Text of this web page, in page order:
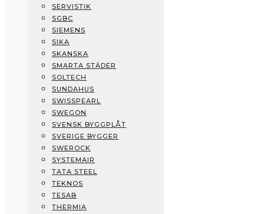
Schüco
Servistik
SGBC
Siemens
Sika
Skanska
Smarta Städer
Soltech
SundaHus
Swisspearl
Swegon
Svensk Byggplåt
Sverige Bygger
Swerock
Systemair
Tata Steel
Teknos
Tesab
SERVISTIK
SGBC
SIEMENS
SIKA
SKANSKA
SMARTA STÄDER
SOLTECH
SUNDAHUS
SWISSPEARL
SWEGON
SVENSK BYGGPLÅT
SVERIGE BYGGER
SWEROCK
SYSTEMAIR
TATA STEEL
TEKNOS
TESAB
THERMIA